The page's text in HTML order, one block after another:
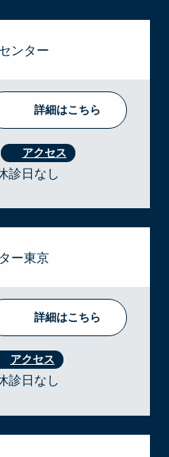
ンター
詳細はこちら
診日なし
ー東京
詳細はこちら
診日なし